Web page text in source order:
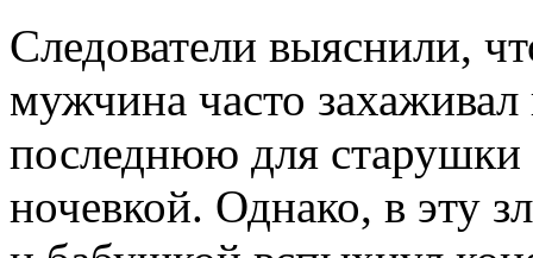
Следователи выяснили,
мужчина часто
последнюю для старушки
ночевкой. Однако, в эту